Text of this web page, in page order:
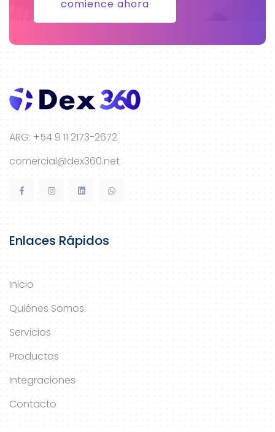
comience ahora
ARG: +54 9 11 2173-2672
comercial@dex360.net
Enlaces Rápidos
Inicio
Quiénes Somos
Servicios
Productos
Integraciones
Contacto